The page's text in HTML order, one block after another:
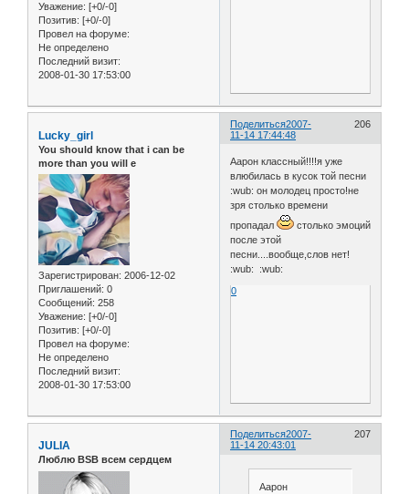
Уважение: [+0/-0]
Позитив: [+0/-0]
Провел на форуме:
Не определено
Последний визит:
2008-01-30 17:53:00
Поделиться 206
2007-
11-14 17:44:48
Lucky_girl
You should know that i can be
more than you will e
Зарегистрирован: 2006-12-02
Приглашений: 0
Сообщений: 258
Уважение: [+0/-0]
Позитив: [+0/-0]
Провел на форуме:
Не определено
Последний визит:
2008-01-30 17:53:00
Аарон классный!!!!я уже
влюбилась в кусок той песни
:wub: он молодец просто!не
зря столько времени
пропадал
столько эмоций
после этой
песни....вообще,слов нет!
:wub: :wub:
0
Поделиться 207
2007-
11-14 20:43:01
JULIA
Люблю BSB всем сердцем
Аарон